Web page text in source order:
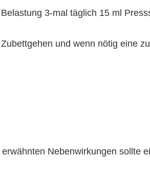
3-mal täglich 15 ml
und wenn nötig eine
Nebenwirkungen sollte